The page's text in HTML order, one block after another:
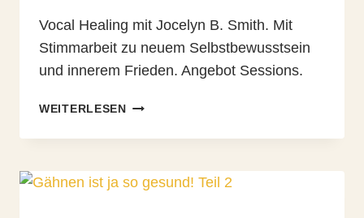
Vocal Healing mit Jocelyn B. Smith. Mit
Stimmarbeit zu neuem Selbstbewusstsein
und innerem Frieden. Angebot Sessions.
WEITERLESENVOCAL-